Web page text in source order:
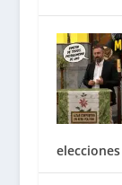
elecciones